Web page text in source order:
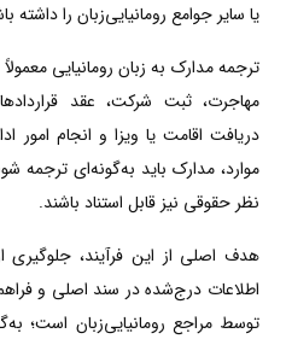
یا سایر جوامع رومانیایی‌زبان را داشته
ترجمه مدارک به زبان رومانیایی
مهاجرت، ثبت شرکت، عقد
دریافت اقامت یا ویزا و انجام امور
موارد، مدارک باید به‌گونه‌ای ترجمه
نظر حقوقی نیز قابل استناد باشند.
هدف اصلی از این فرآیند،
اطلاعات درج‌شده در سند اصلی و
توسط مراجع رومانیایی‌زبان است؛